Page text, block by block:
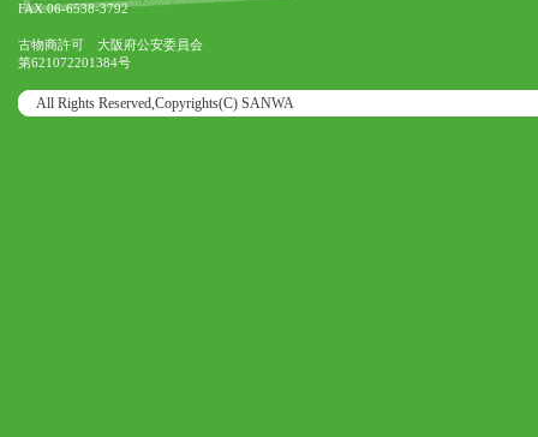
FAX.06-6538-3792
古物商許可 大阪府公安委員会
第621072201384号
All Rights Reserved,Copyrights(C) SANWA